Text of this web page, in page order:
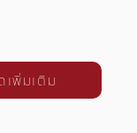
เพิ่มเติม